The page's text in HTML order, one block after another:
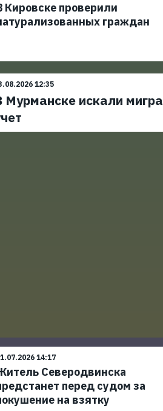
Кировске проверили
граждан
12:35
Мурманске искали
14:17
Северодвинска
перед судом за
на взятку